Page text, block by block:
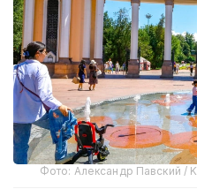
Фото: Александр Павский /